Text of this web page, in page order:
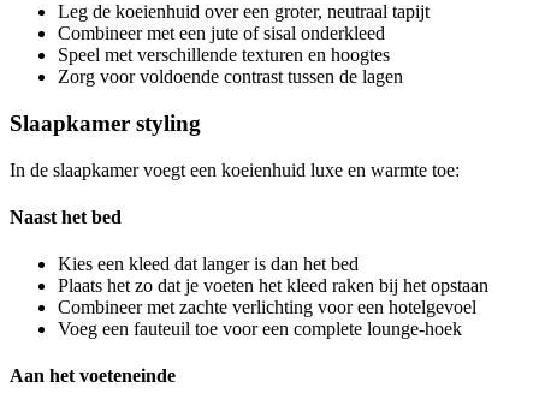
Leg de koeienhuid over een groter, neutraal tapijt
Combineer met een jute of sisal onderkleed
Speel met verschillende texturen en hoogtes
Zorg voor voldoende contrast tussen de lagen
Slaapkamer styling
In de slaapkamer voegt een koeienhuid luxe en warmte toe:
Naast het bed
Kies een kleed dat langer is dan het bed
Plaats het zo dat je voeten het kleed raken bij het opstaan
Combineer met zachte verlichting voor een hotelgevoel
Voeg een fauteuil toe voor een complete lounge-hoek
Aan het voeteneinde